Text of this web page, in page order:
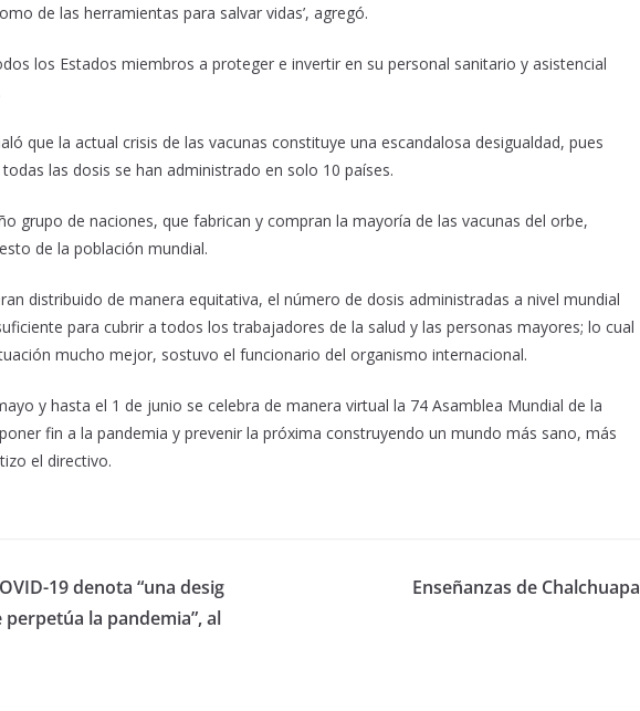
de las herramientas para salvar vidas’, agregó.
los Estados miembros a proteger e invertir en su personal sanitario y asistencial
que la actual crisis de las vacunas constituye una escandalosa desigualdad, pues
las dosis se han administrado en solo 10 países.
grupo de naciones, que fabrican y compran la mayoría de las vacunas del orbe,
de la población mundial.
distribuido de manera equitativa, el número de dosis administradas a nivel mundial
para cubrir a todos los trabajadores de la salud y las personas mayores; lo cual
mucho mejor, sostuvo el funcionario del organismo internacional.
y hasta el 1 de junio se celebra de manera virtual la 74 Asamblea Mundial de la
fin a la pandemia y prevenir la próxima construyendo un mundo más sano, más
el directivo.
19 denota “una desig
la pandemia”, al
Enseñanzas de Chalchuapa